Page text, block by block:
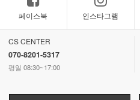
페이스북 인스타그램
CS CENTER
070-8201-5317
평일 08:30~17:00